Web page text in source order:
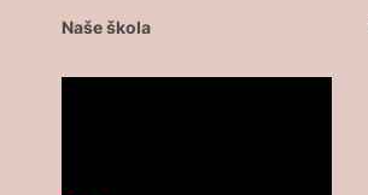
Naše škola